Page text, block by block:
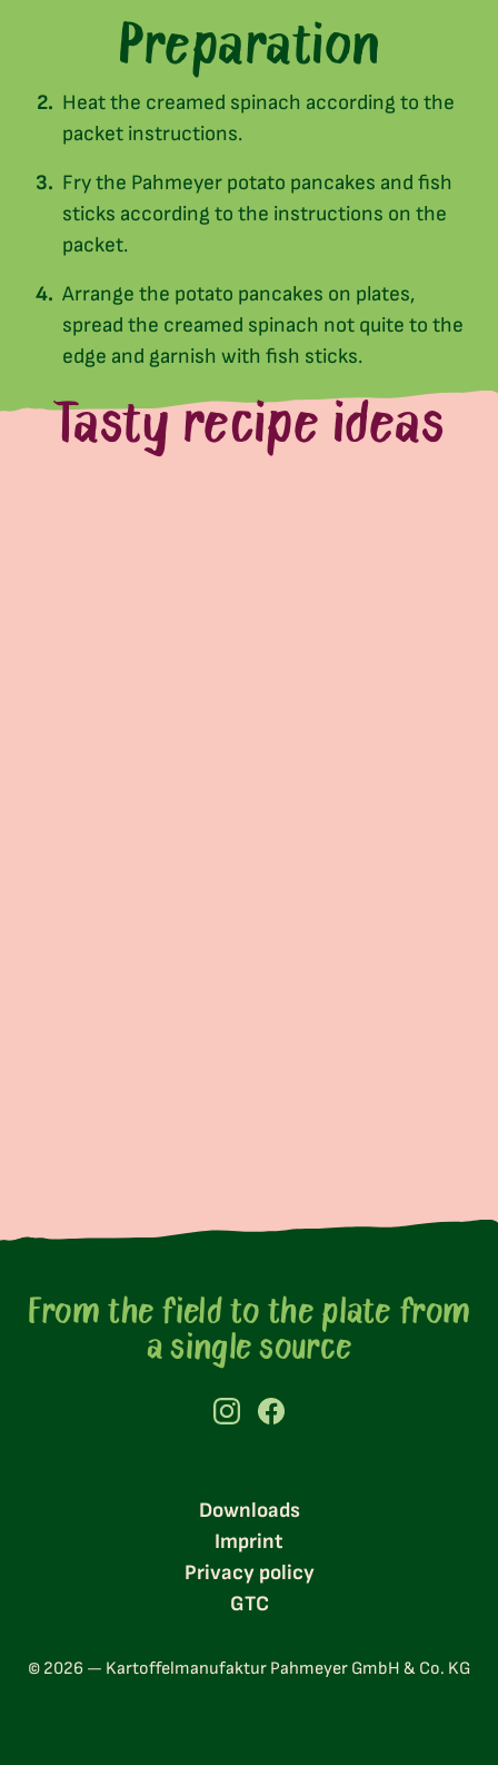
Preparation
Heat the creamed spinach according to the
packet instructions.
Fry the Pahmeyer potato pancakes and fish
sticks according to the instructions on the
packet.
Arrange the potato pancakes on plates,
spread the creamed spinach not quite to the
edge and garnish with fish sticks.
Tasty recipe ideas
From the field to the plate from
a single source
Downloads
Imprint
Privacy policy
GTC
© 2026 — Kartoffelmanufaktur Pahmeyer GmbH & Co. KG